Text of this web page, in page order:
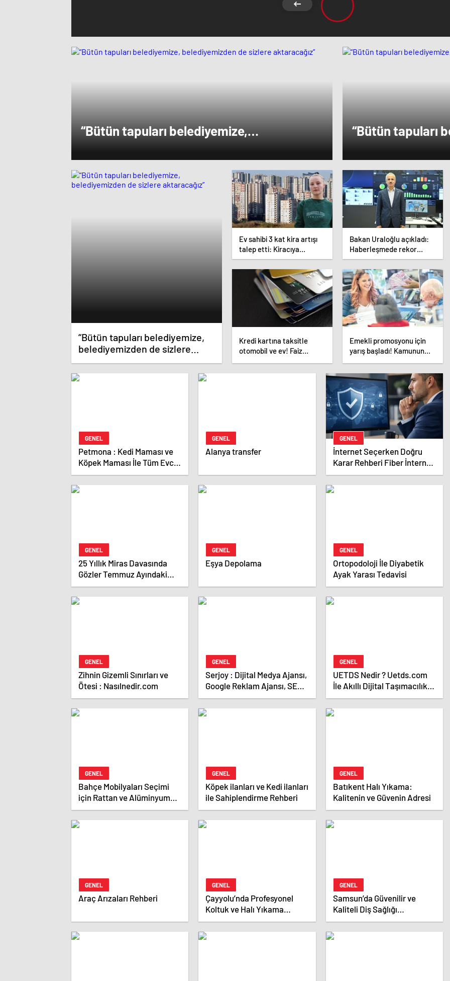
“Bütün tapuları belediyemize,
belediyemizden de sizlere aktaracağız”
“Bütün tapuları
belediyemizden
“Bütün tapuları belediyemize,
belediyemizden de sizlere
aktaracağız”
Ev sahibi 3 kat kira artışı
talep etti: Kiracıya
‘taahhütname’ şoku
Bakan Uraloğlu açıkladı:
Haberleşmede rekor
büyüme!
Kredi kartına taksitle
otomobil ve ev! Faiz
Emekli promosyonu için
yarış başladı! Kamunun
GENEL
Petmona : Kedi Maması ve
Köpek Maması İle Tüm Evcil
Hayvan Ürünleri
GENEL
Alanya transfer
GENEL
İnternet Seçerken Doğru
Karar Rehberi Fiber İnternet
ve Ev İnterneti
GENEL
25 Yıllık Miras Davasında
Gözler Temmuz Ayındaki
Karar Duruşmasına Çevrildi
GENEL
Eşya Depolama
GENEL
Ortopodoloji İle Diyabetik
Ayak Yarası Tedavisi
GENEL
Zihnin Gizemli Sınırları ve
Ötesi : Nasılnedir.com
GENEL
Serjoy : Dijital Medya Ajansı,
Google Reklam Ajansı, SEO
Ajansı ve Web Tasarım
Ajansı
GENEL
UETDS Nedir ? Uetds.com
İle Akıllı Dijital Taşımacılık
Yazılımı
GENEL
Bahçe Mobilyaları Seçimi
için Rattan ve Alüminyum
Karşılaştırması
GENEL
Köpek ilanları ve Kedi ilanları
ile Sahiplendirme Rehberi
GENEL
Batıkent Halı Yıkama:
Kalitenin ve Güvenin Adresi
GENEL
Araç Arızaları Rehberi
GENEL
Çayyolu’nda Profesyonel
Koltuk ve Halı Yıkama
Hizmetleri
GENEL
Samsun’da Güvenilir ve
Kaliteli Diş Sağlığı
Hizmetleri: Özel Dentalpark
Kliniği